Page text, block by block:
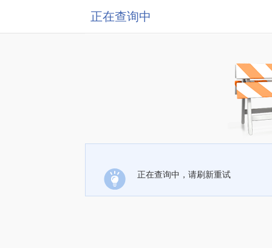
正在查询中
正在查询中，请刷新重试